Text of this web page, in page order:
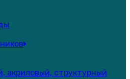
акриловый, структурный